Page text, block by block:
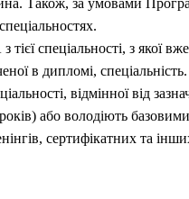
спеціальності, з якої
в дипломі, спеціальність.
відмінної від
або володіють
сертифікатних та